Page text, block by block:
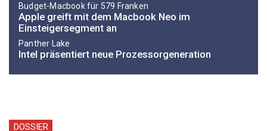
Budget-Macbook für 579 Franken
Apple greift mit dem Macbook Neo im
Einsteigersegment an
Panther Lake
Intel präsentiert neue Prozessorgeneration
DOSSIER